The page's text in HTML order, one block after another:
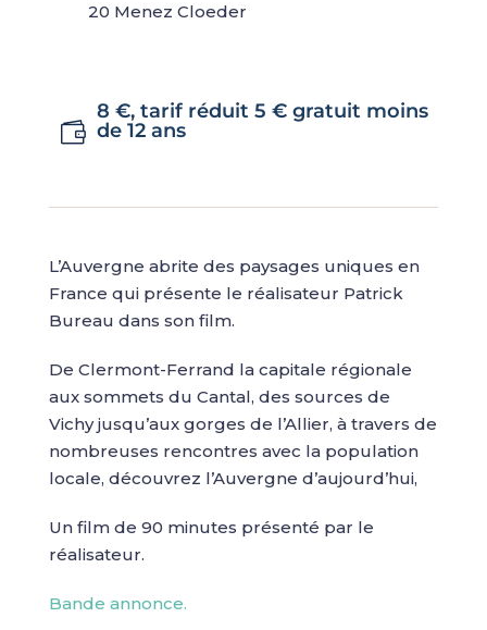
20 Menez Cloeder
8 €, tarif réduit 5 € gratuit moins
de 12 ans
L’Auvergne abrite des paysages uniques en
France qui présente le réalisateur Patrick
Bureau dans son film.
De Clermont-Ferrand la capitale régionale
aux sommets du Cantal, des sources de
Vichy jusqu’aux gorges de l’Allier, à travers de
nombreuses rencontres avec la population
locale, découvrez l’Auvergne d’aujourd’hui,
Un film de 90 minutes présenté par le
réalisateur.
Bande annonce.